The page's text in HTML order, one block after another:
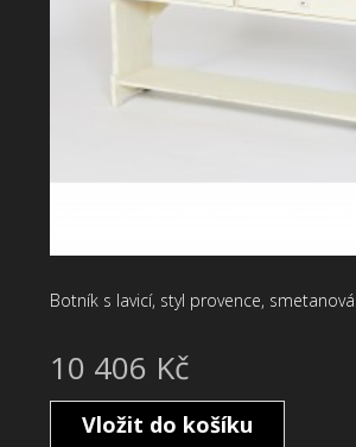
Botník s lavicí, styl provence, smetanová...
10 406 Kč
Vložit do košíku